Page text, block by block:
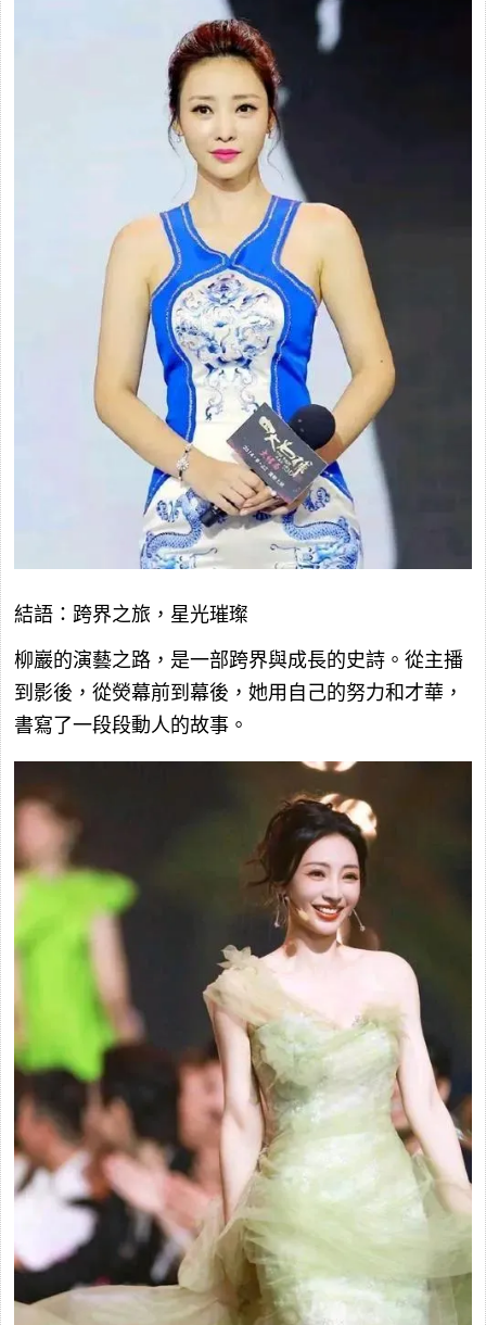
結語：跨界之旅，星光璀璨
柳巖的演藝之路，是一部跨界與成長的史詩。從主播
到影後，從熒幕前到幕後，她用自己的努力和才華，
書寫了一段段動人的故事。